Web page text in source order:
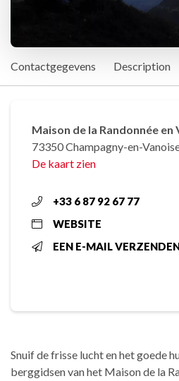
Contactgegevens Description
Maison de la Randonnée en
73350 Champagny-en-
De kaart zien
+33 6 87 92 67 77
WEBSITE
EEN E-MAIL
Snuif de frisse lucht en het goede
berggidsen van het Maison de la